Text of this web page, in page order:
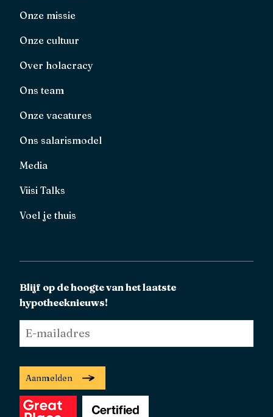
Onze missie
Onze cultuur
Over holacracy
Ons team
Onze vacatures
Ons salarismodel
Media
Viisi Talks
Voel je thuis
Blijf op de hoogte van het laatste
hypotheeknieuws!
E-
mailadres *
Aanmelden